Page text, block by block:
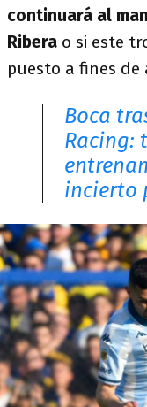
continuará al
Ribera o si este
puesto a fines de
Boca
Racing:
incierto